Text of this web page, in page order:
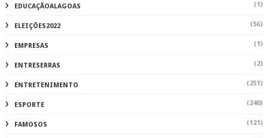
EDUCAÇÃOALAGOAS (1)
ELEIÇÕES2022 (56)
EMPRESAS (1)
ENTRESERRAS (2)
ENTRETENIMENTO (251)
ESPORTE (240)
FAMOSOS (121)